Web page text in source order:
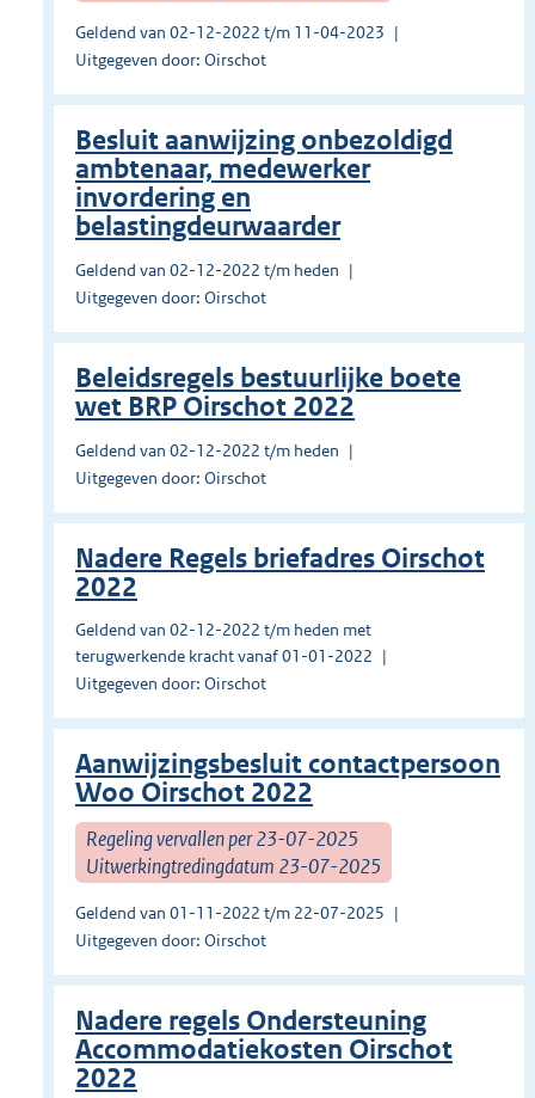
Geldend van 02-12-2022 t/m 11-04-2023
Uitgegeven door: Oirschot
Besluit aanwijzing onbezoldigd
ambtenaar, medewerker
invordering en
belastingdeurwaarder
Geldend van 02-12-2022 t/m heden
Uitgegeven door: Oirschot
Beleidsregels bestuurlijke boete
wet BRP Oirschot 2022
Geldend van 02-12-2022 t/m heden
Uitgegeven door: Oirschot
Nadere Regels briefadres Oirschot
2022
Geldend van 02-12-2022 t/m heden met
terugwerkende kracht vanaf 01-01-2022
Uitgegeven door: Oirschot
Aanwijzingsbesluit contactpersoon
Woo Oirschot 2022
Regeling vervallen per 23-07-2025
Uitwerkingtredingdatum 23-07-2025
Geldend van 01-11-2022 t/m 22-07-2025
Uitgegeven door: Oirschot
Nadere regels Ondersteuning
Accommodatiekosten Oirschot
2022